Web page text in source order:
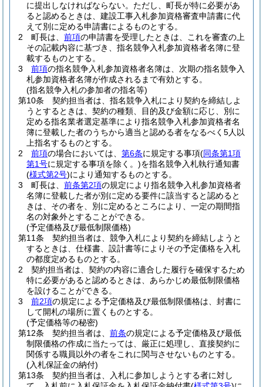
に提出しなければならない。 ただし、町長が特に必要があ
ると認めるときは、建設工事入札参加資格審査申請書に代
えて別に定める申請書によるものとする。
2
町長は、 前項の申請書を受理したときは、これを審査の上
その記載内容に基づき、指名競争入札参加資格者名簿に登
載するものとする。
3
前項の指名競争入札参加資格者名簿は、次期の指名競争入
札参加資格者名簿が作成されるまで有効とする。
(指名競争入札の参加者の指名等)
第10条
契約担当者は、指名競争入札により契約を締結しよ
うとするときは、契約の種類、目的及び金額に応じ、別に
定める指名業者選定基準により指名競争入札参加資格者名
簿に登載した者のうちから適当と認める者をなるべく5人以
上指名するものとする。
2
前項の場合においては、 第6条に規定する事項(同条第1項
第1号に規定する事項を除く。)を指名競争入札執行通知書
(様式第2号)により通知するものとする。
3
町長は、 前条第2項の規定により指名競争入札参加資格者
名簿に登載した者が別に定める要件に該当すると認めると
きは、その者を、別に定めるところにより、一定の期間指
名の対象外とすることができる。
(予定価格及び最低制限価格)
第11条
契約担当者は、競争入札により契約を締結しようと
するときは、仕様書、設計書等によりその予定価格を入札
の都度定めるものとする。
2
契約担当者は、契約の内容に適合した履行を確保するため
特に必要があると認めるときは、あらかじめ最低制限価格
を設けることができる。
3
前2項の規定による予定価格及び最低制限価格は、封書に
して開札の場所に置くものとする。
(予定価格等の秘密)
第12条
契約担当者は、 前条の規定による予定価格及び最低
制限価格の作成に当たっては、厳正に処理し、直接契約に
関係する職員以外の者をこれに関与させないものとする。
(入札保証金の納付)
第13条
契約担当者は、入札に参加しようとする者に対し